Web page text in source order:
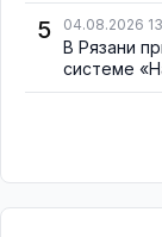
5 04.08.2026
В Рязани
системе